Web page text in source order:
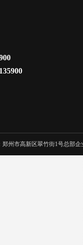
：郑州市高新区翠竹街1号